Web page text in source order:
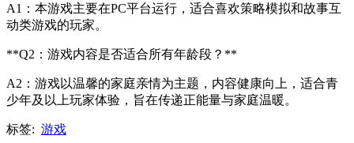
A1：本游戏主要在PC平台运行，适合喜欢策略模拟和故事互
动类游戏的玩家。
**Q2：游戏内容是否适合所有年龄段？**
A2：游戏以温馨的家庭亲情为主题，内容健康向上，适合青
少年及以上玩家体验，旨在传递正能量与家庭温暖。
标签: 游戏